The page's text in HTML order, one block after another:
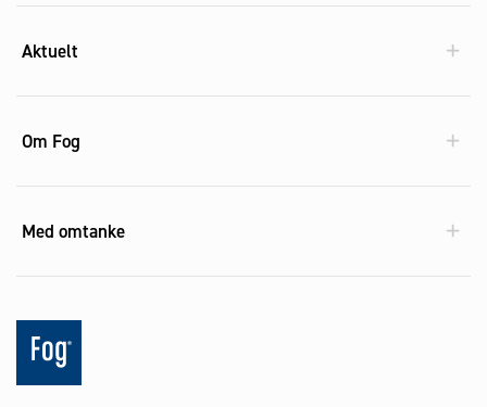
Aktuelt
Om Fog
Med omtanke